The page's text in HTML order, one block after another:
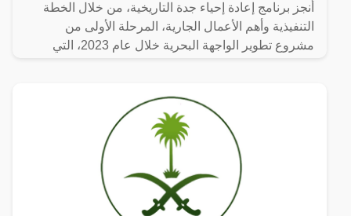
أنجز برنامج إعادة إحياء جدة التاريخية، من خلال الخطة
التنفيذية وأهم الأعمال الجارية، المرحلة الأولى من
مشروع تطوير الواجهة البحرية خلال عام 2023، التي